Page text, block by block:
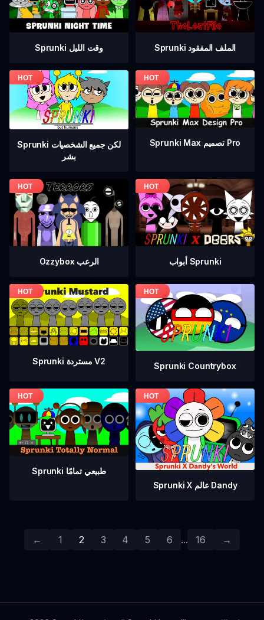
Sprunki وقت الليل Sprunki الملف المفقود
Sprunki لكن جميع الشخصيات
بشر
Sprunki Max تصميم Pro
Ozzybox الرعب أبواب Sprunki
Sprunki مستردة V2 Sprunki Countrybox
Sprunki طبيعي تمامًا
Sprunki X عالم Dandy
← 1 2 3 4 5 6 ... 16 →